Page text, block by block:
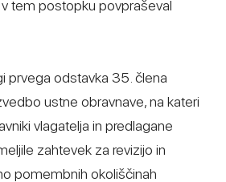
tem postopku povpraševal
prvega odstavka 35. člena
ustne obravnave, na kateri
vlagatelja in predlagane
zahtevek za revizijo in
pomembnih okoliščinah